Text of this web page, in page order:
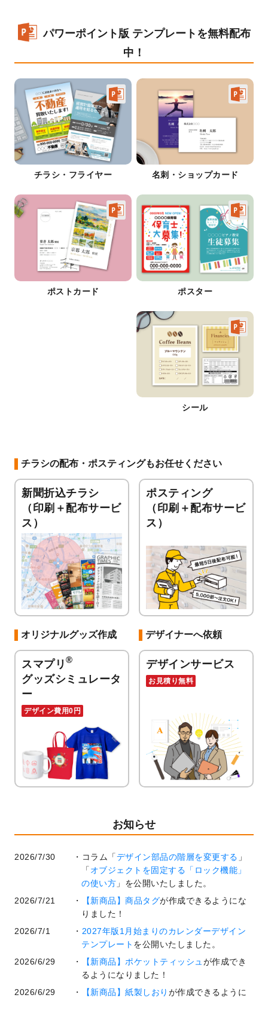
パワーポイント版 テンプレートを無料配布
中！
チラシ・フライヤー 名刺・ショップカード
ポストカード ポスター
シール
チラシの配布・ポスティングもお任せください
新聞折込チラシ
（印刷＋配布サービ
ス）
ポスティング
（印刷＋配布サービ
ス）
オリジナルグッズ作成
スマプリ ®
グッズシミュレータ
ー
デザイン費用0円
デザイナーへ依頼
デザインサービス
お見積り無料
お知らせ
2026/7/30 コラム「デザイン部品の階層を変更する 」
「 オブジェクトを固定する「ロック機能」
の使い方 」を公開いたしました。
2026/7/21
【新商品】商品タグが作成できるようにな
りました！
2026/7/1
2027年版1月始まりのカレンダーデザイン
テンプレート を公開いたしました。
2026/6/29
【新商品】ポケットティッシュが作成でき
るようになりました！
2026/6/29
【新商品】紙製しおり が作成できるように